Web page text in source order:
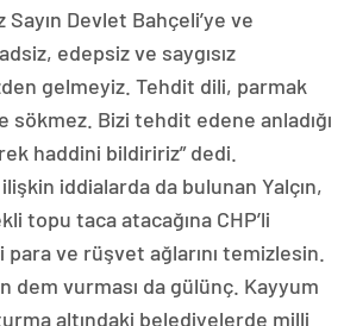
Sayın Devlet Bahçeli’ye ve
edepsiz ve saygısız
gelmeyiz. Tehdit dili, parmak
sökmez. Bizi tehdit edene anladığı
haddini bildiririz” dedi.
iddialarda da bulunan Yalçın,
topu taca atacağına CHP’li
ve rüşvet ağlarını temizlesin.
dem vurması da gülünç. Kayyum
altındaki belediyelerde milli